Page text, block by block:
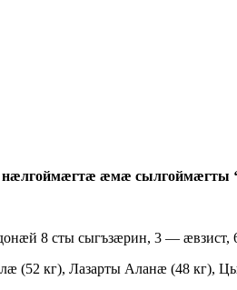
æмæ сылгоймæгты
8 сты сыгъзæрин, 3 — æвзист,
(52 кг), Лазарты Аланæ (48